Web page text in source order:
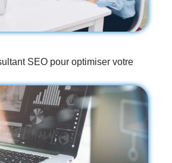
SEO pour optimiser votre